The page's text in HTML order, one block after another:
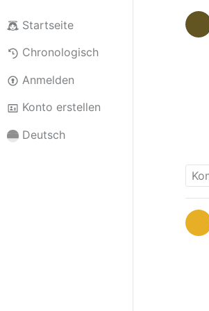
Startseite
Chronologisch
Anmelden
Konto erstellen
Deutsch